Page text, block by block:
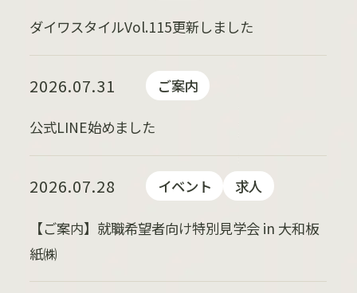
ダイワスタイルVol.115更新しました
2026.07.31 ご案内
公式LINE始めました
2026.07.28 イベント 求人
【ご案内】就職希望者向け特別見学会 in 大和板
紙㈱